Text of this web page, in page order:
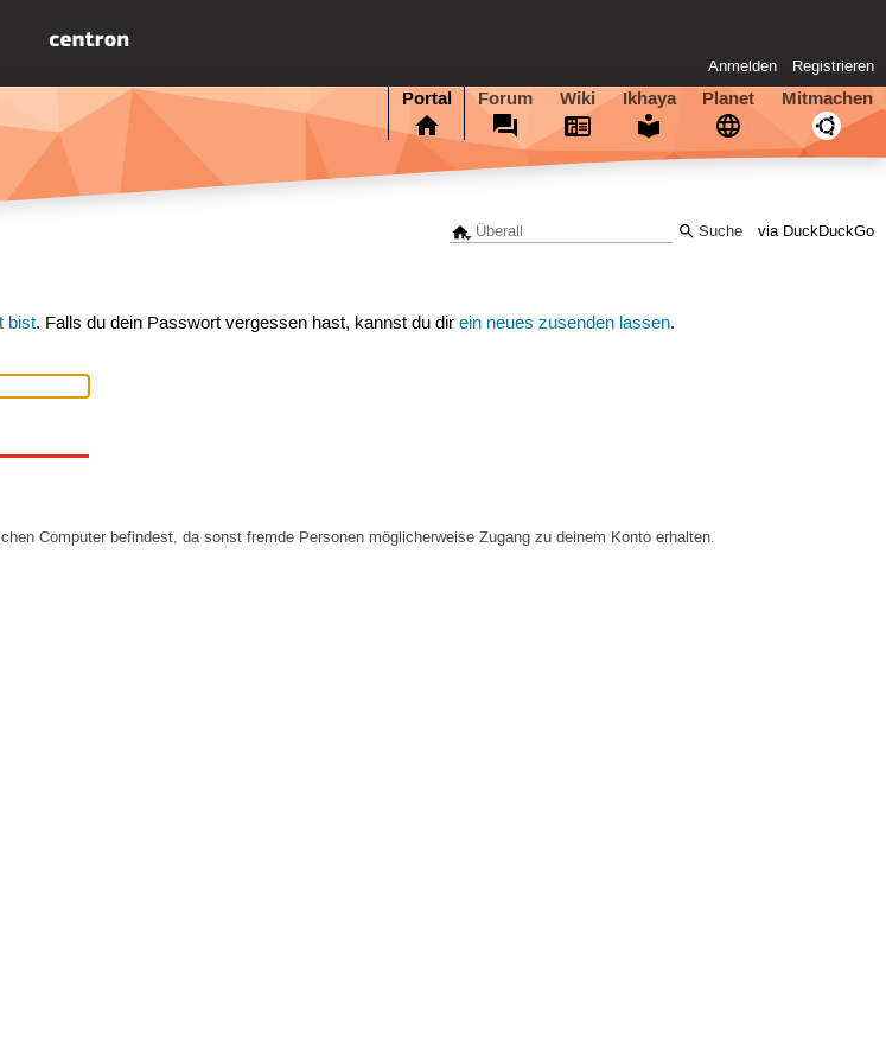
Anmelden Registrieren
Portal Forum Wiki Ikhaya Planet Mitmachen
via DuckDuckGo
bist. Falls du dein Passwort vergessen hast, kannst du direin neues zusenden lassen.
Computer befindest, da sonst fremde Personen möglicherweise Zugang zu deinem Konto erhalten.